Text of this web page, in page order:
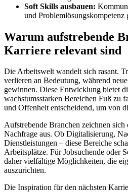
Soft Skills ausbauen:
und Problemlösungskompetenz
Warum aufstrebende
Karriere relevant sind
Die Arbeitswelt wandelt sich rasant.
verlieren an Bedeutung, während
gewinnen. Diese Entwicklung bietet
wachstumsstarken Bereichen Fuß zu
und Offenheit entscheidend, um von
Aufstrebende Branchen zeichnen
Nachfrage aus. Ob Digitalisierung,
Dienstleistungen – diese Bereiche
Arbeitsplätze. Für Jobsuchende oder
daher vielfältige Möglichkeiten, die
auszurichten.
Die Inspiration für den nächsten